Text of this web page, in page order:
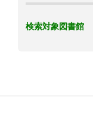
検索対象図書館